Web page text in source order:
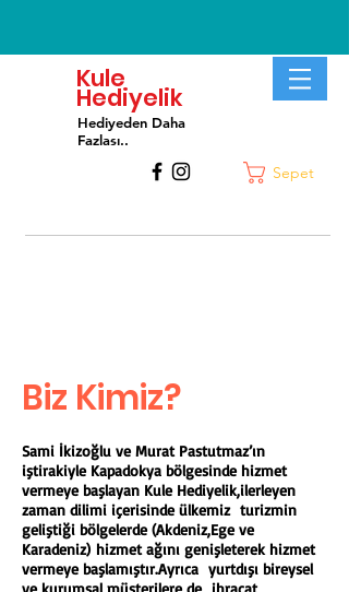
Kule
Hediyelik
Hediyeden Daha
Fazlası..
Sepet
Sami İkizoğlu ve Murat Pastutmaz’ın
iştirakiyle Kapadokya bölgesinde hizmet
vermeye başlayan Kule Hediyelik,ilerleyen
zaman dilimi içerisinde ülkemiz turizmin
geliştiği bölgelerde (Akdeniz,Ege ve
Karadeniz) hizmet ağını genişleterek hizmet
vermeye başlamıştır.Ayrıca yurtdışı bireysel
ve kurumsal müşterilere de ihracat
Biz Kimiz?